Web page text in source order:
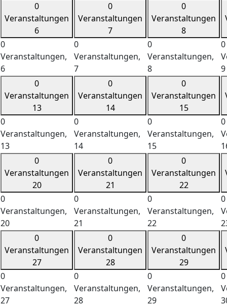
0
Veranstaltungen
6
0
Veranstaltungen,
6
0
Veranstaltungen
7
0
Veranstaltungen,
7
0
Veranstaltungen
8
0
Veranstaltungen,
8
0
9
0
Veranstaltungen
13
0
Veranstaltungen,
13
0
Veranstaltungen
14
0
Veranstaltungen,
14
0
Veranstaltungen
15
0
Veranstaltungen,
15
0
0
Veranstaltungen
20
0
Veranstaltungen,
20
0
Veranstaltungen
21
0
Veranstaltungen,
21
0
Veranstaltungen
22
0
Veranstaltungen,
22
0
0
Veranstaltungen
27
0
Veranstaltungen,
27
0
Veranstaltungen
28
0
Veranstaltungen,
28
0
Veranstaltungen
29
0
Veranstaltungen,
29
0